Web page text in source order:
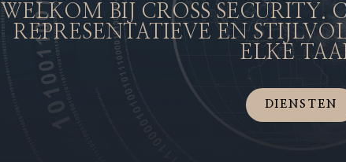
WELKOM BIJ CROSS SECURITY.
REPRESENTATIEVE EN
ELKE
DIENSTEN